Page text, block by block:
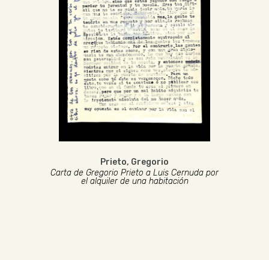
Prieto, Gregorio
Carta de Gregorio Prieto a Luis Cernuda por
el alquiler de una habitación